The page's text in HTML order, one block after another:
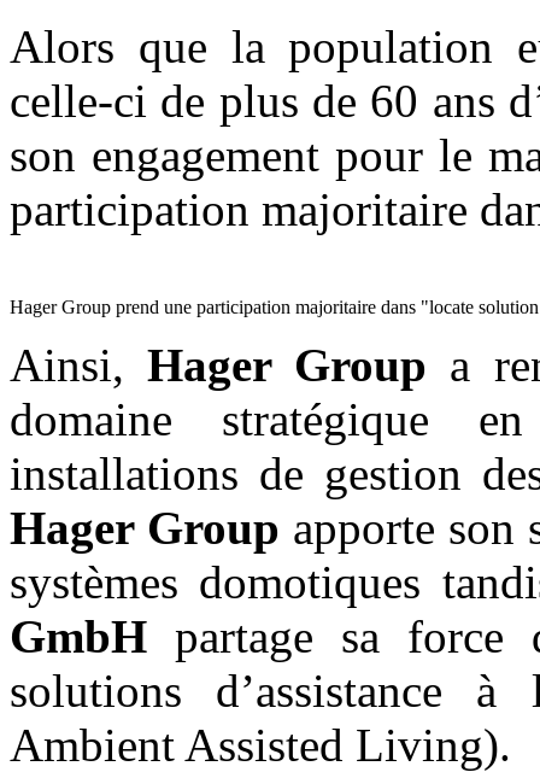
Alors que la population
celle-ci de plus de 60 ans
son engagement pour le
participation majoritaire
Hager Group prend une participation majoritaire dans "locate
Ainsi,Hager Group a
domaine stratégique
installations de gestion
Hager Group apporte son
systèmes domotiques
GmbH partage sa force
solutions d’assistance
Ambient Assisted Living).